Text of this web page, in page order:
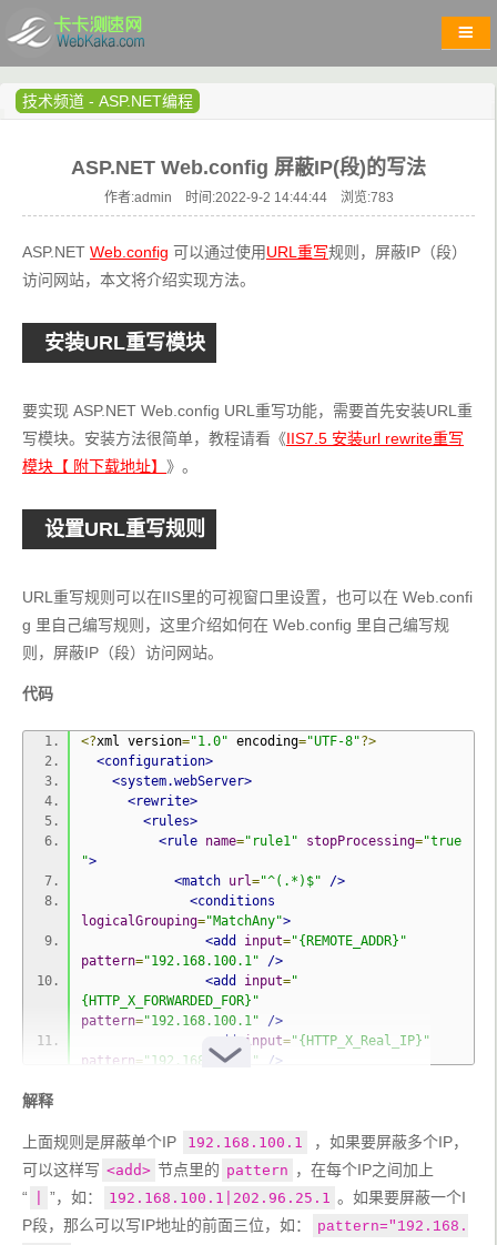
技术频道 - ASP.NET编程
ASP.NET Web.config 屏蔽IP(段)的写法
作者:admin 时间:2022-9-2 14:44:44 浏览:783
ASP.NET Web.config 可以通过使用URL重写规则，屏蔽IP（段）
访问网站，本文将介绍实现方法。
安装URL重写模块
要实现 ASP.NET Web.config URL重写功能，需要首先安装URL重
写模块。安装方法很简单，教程请看《IIS7.5 安装url rewrite重写
模块【 附下载地址】 》。
设置URL重写规则
URL重写规则可以在IIS里的可视窗口里设置，也可以在 Web.confi
g 里自己编写规则，这里介绍如何在 Web.config 里自己编写规
则，屏蔽IP（段）访问网站。
代码
<?xml version="1.0" encoding="UTF-8"?>
<configuration>
<system.webServer>
<rewrite>
<rules>
<rule name="rule1" stopProcessing="true
">
<match url="^(.*)$"
/>
<conditions
logicalGrouping="MatchAny">
<add
input="{REMOTE_ADDR}"
pattern="192.168.100.1"
/>
<add
input="
{HTTP_X_FORWARDED_FOR}"
pattern="192.168.100.1"
/>
<add
input="{HTTP_X_Real_IP}"
pattern="192.168.100.1"
/>
statusDescription
"Forbidden"
/>
</rule>
</rules>
</rewrite>
</system.webServer>
解释
上面规则是屏蔽单个IP 192.168.100.1
，如果要屏蔽多个IP，
可以这样写 <add> 节点里的 pattern ，在每个IP之间加上
“
”，如： 192.168.100.1|202.96.25.1 。如果要屏蔽一个I
P段，那么可以写IP地址的前面三位，如：
pattern="192.168.